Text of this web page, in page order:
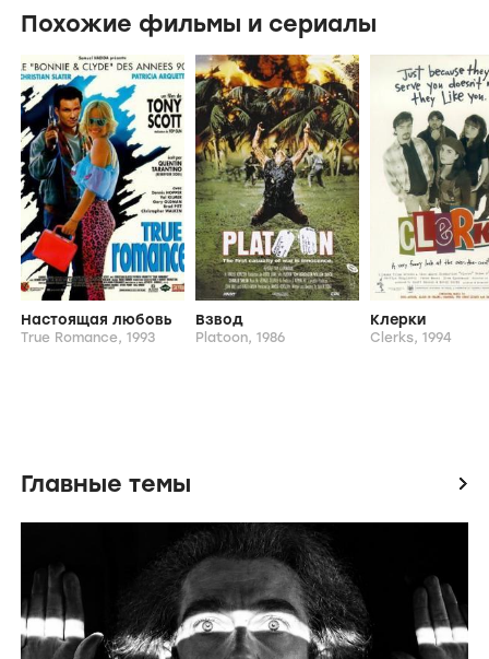
Похожие фильмы и сериалы
Настоящая любовь
True Romance, 1993
Взвод
Platoon, 1986
Клерки
Clerks, 1994
Главные темы icon